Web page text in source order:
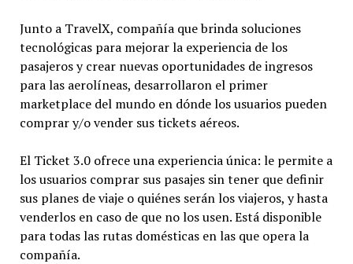
Junto a TravelX, compañía que brinda soluciones
tecnológicas para mejorar la experiencia de los
pasajeros y crear nuevas oportunidades de ingresos
para las aerolíneas, desarrollaron el primer
marketplace del mundo en dónde los usuarios pueden
comprar y/o vender sus tickets aéreos.
El Ticket 3.0 ofrece una experiencia única: le permite a
los usuarios comprar sus pasajes sin tener que definir
sus planes de viaje o quiénes serán los viajeros, y hasta
venderlos en caso de que no los usen. Está disponible
para todas las rutas domésticas en las que opera la
compañía.